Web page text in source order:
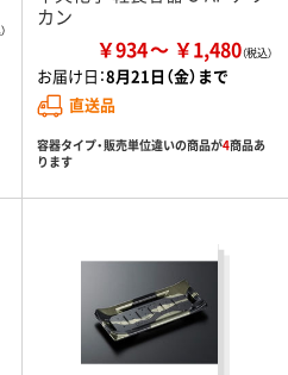
カン
￥934 ￥1,480
お届け日：8月21日（金）まで
直送品
容器タイプ・販売単位違いの商品が4商品あ
ります